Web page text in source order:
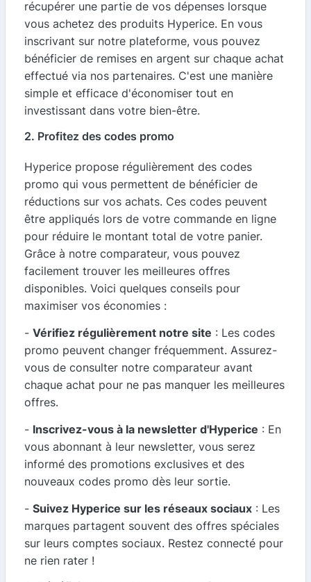
récupérer une partie de vos dépenses lorsque
vous achetez des produits Hyperice. En vous
inscrivant sur notre plateforme, vous pouvez
bénéficier de remises en argent sur chaque achat
effectué via nos partenaires. C'est une manière
simple et efficace d'économiser tout en
investissant dans votre bien-être.
2. Profitez des codes promo
Hyperice propose régulièrement des codes
promo qui vous permettent de bénéficier de
réductions sur vos achats. Ces codes peuvent
être appliqués lors de votre commande en ligne
pour réduire le montant total de votre panier.
Grâce à notre comparateur, vous pouvez
facilement trouver les meilleures offres
disponibles. Voici quelques conseils pour
maximiser vos économies :
- Vérifiez régulièrement notre site : Les codes
promo peuvent changer fréquemment. Assurez-
vous de consulter notre comparateur avant
chaque achat pour ne pas manquer les meilleures
offres.
- Inscrivez-vous à la newsletter d'Hyperice : En
vous abonnant à leur newsletter, vous serez
informé des promotions exclusives et des
nouveaux codes promo dès leur sortie.
- Suivez Hyperice sur les réseaux sociaux : Les
marques partagent souvent des offres spéciales
sur leurs comptes sociaux. Restez connecté pour
ne rien rater !